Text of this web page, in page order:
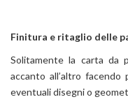
Finitura e ritaglio delle
Solitamente la carta da
accanto all’altro
eventuali disegni o